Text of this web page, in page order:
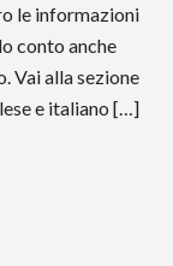
le informazioni
conto anche
Vai alla sezione
e italiano […]